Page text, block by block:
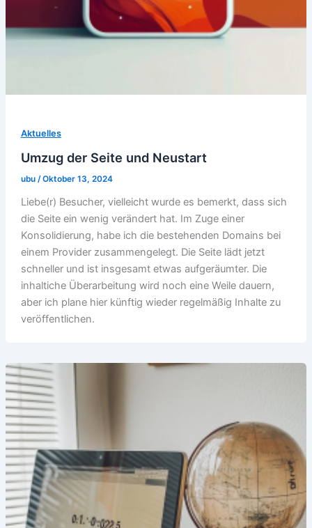
Aktuelles
Umzug der Seite und Neustart
ubu /Oktober 13, 2024
Liebe(r) Besucher, vielleicht wurde es bemerkt, dass sich
die Seite ein wenig verändert hat. Im Zuge einer
Konsolidierung, habe ich die bestehenden Domains bei
einem Provider zusammengelegt. Die Seite lädt jetzt
schneller und ist insgesamt etwas aufgeräumter. Die
inhaltiche Überarbeitung wird noch eine Weile dauern,
aber ich plane hier künftig wieder regelmäßig Inhalte zu
veröffentlichen.